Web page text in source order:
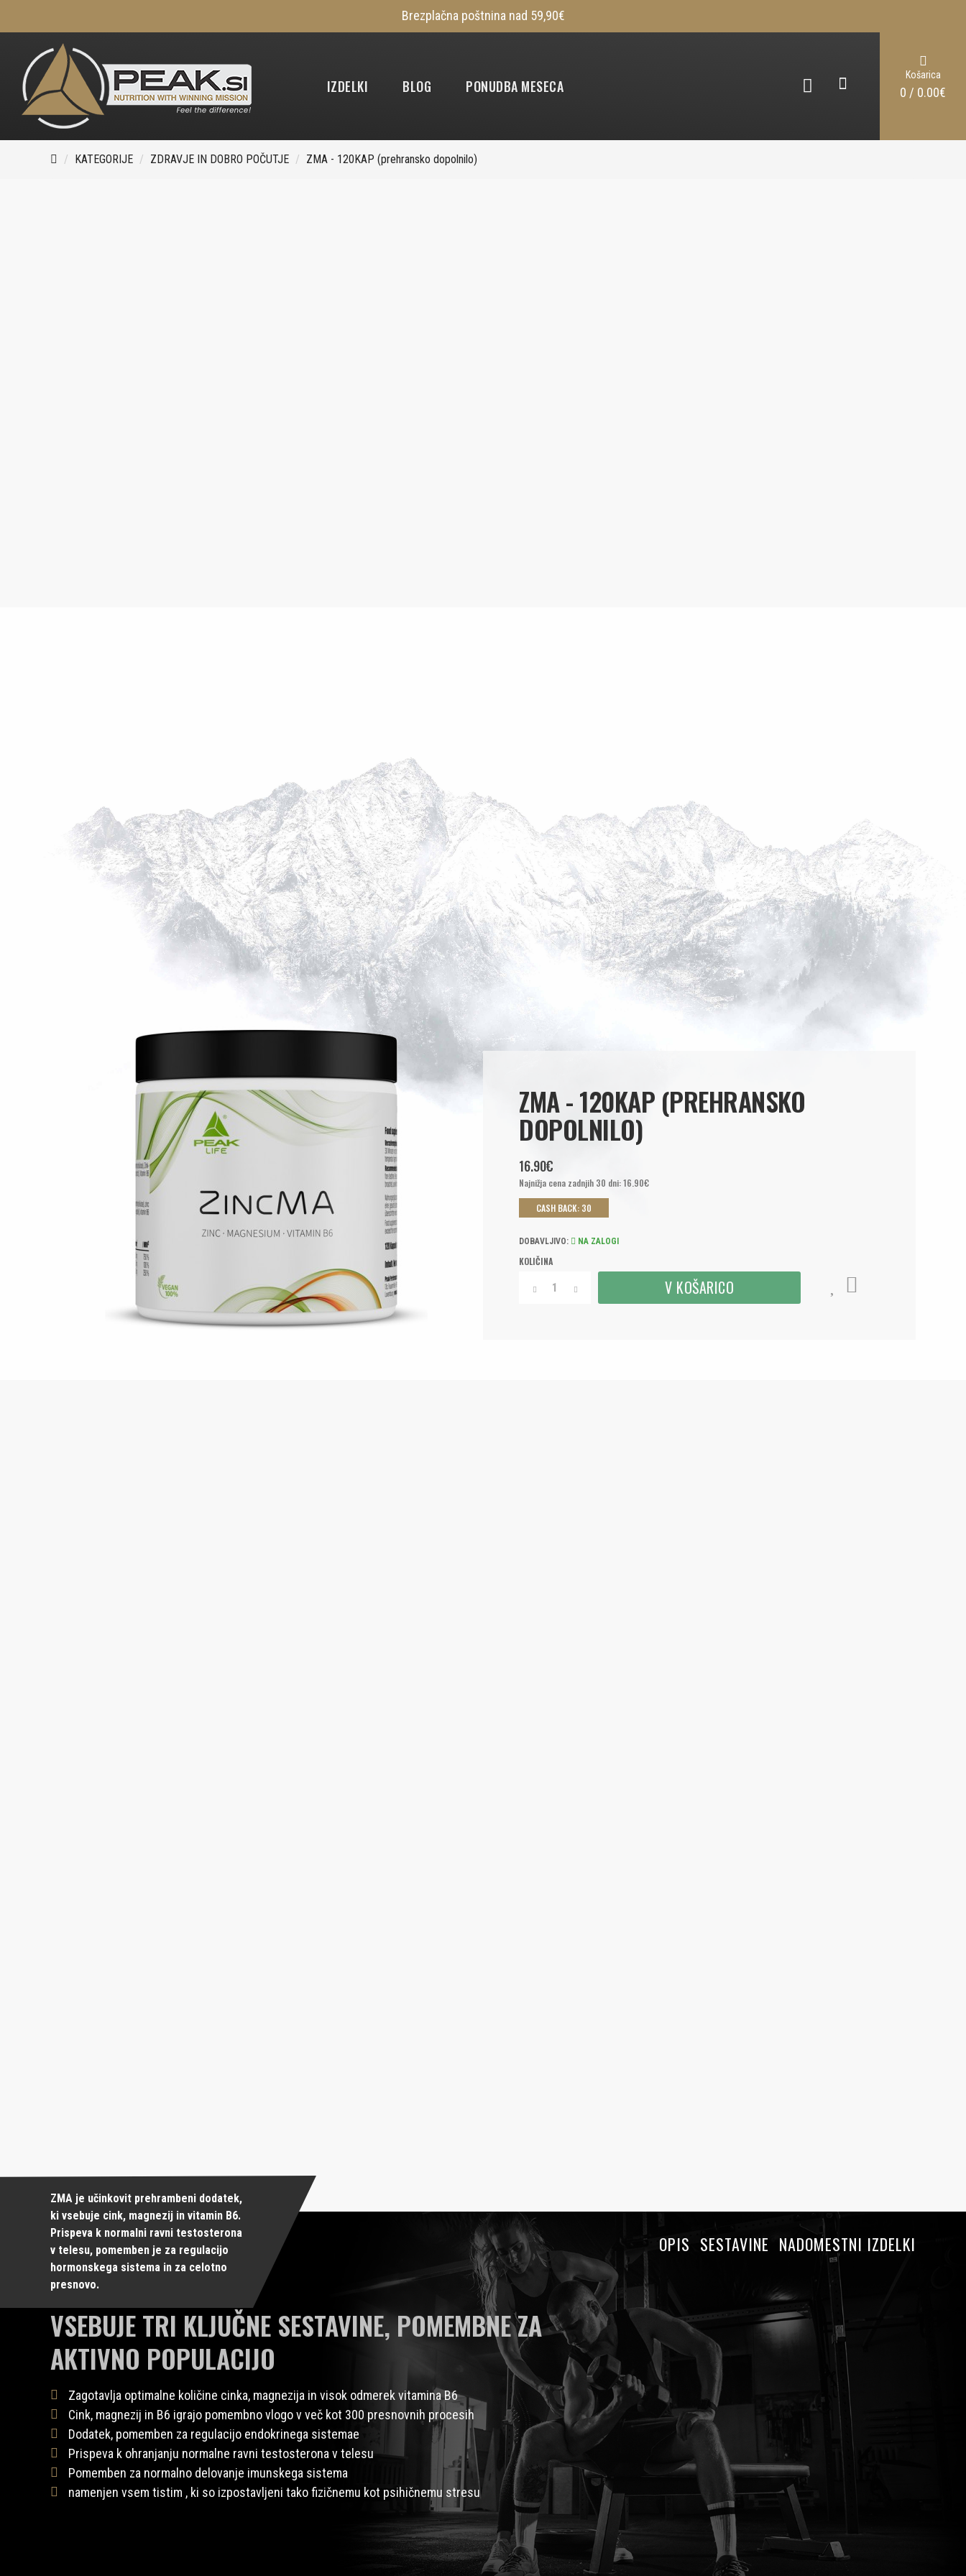
Brezplačna poštnina nad 59,90€
IZDELKI BLOG PONUDBA MESECA
Košarica
0 / 0.00€
KATEGORIJE ZDRAVJE IN DOBRO POČUTJE ZMA - 120KAP (prehransko dopolnilo)
ZMA - 120KAP (PREHRANSKO
DOPOLNILO)
16.90€
Najnižja cena zadnjih 30 dni: 16.90€
CASH BACK: 30
DOBAVLJIVO: NA ZALOGI
KOLIČINA
ZMA je učinkovit prehrambeni dodatek,
ki vsebuje cink, magnezij in vitamin B6.
Prispeva k normalni ravni testosterona
v telesu, pomemben je za regulacijo
hormonskega sistema in za celotno
presnovo.
OPIS SESTAVINE NADOMESTNI IZDELKI
VSEBUJE TRI KLJUČNE SESTAVINE, POMEMBNE ZA
AKTIVNO POPULACIJO
Zagotavlja optimalne količine cinka, magnezija in visok odmerek vitamina B6
Cink, magnezij in B6 igrajo pomembno vlogo v več kot 300 presnovnih procesih
Dodatek, pomemben za regulacijo endokrinega sistemae
Prispeva k ohranjanju normalne ravni testosterona v telesu
Pomemben za normalno delovanje imunskega sistema
namenjen vsem tistim , ki so izpostavljeni tako fizičnemu kot psihičnemu stresu